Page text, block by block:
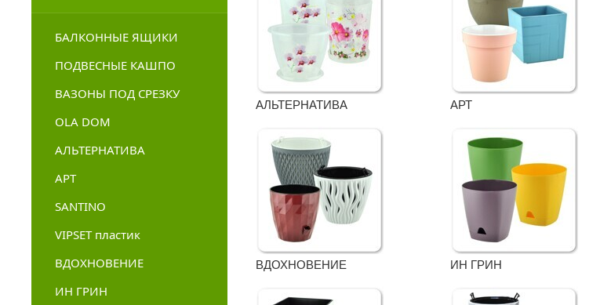
БАЛКОННЫЕ ЯЩИКИ
ПОДВЕСНЫЕ КАШПО
ВАЗОНЫ ПОД СРЕЗКУ
OLA DOM
АЛЬТЕРНАТИВА
АРТ
SANTINO
VIPSET пластик
ВДОХНОВЕНИЕ
ИН ГРИН
АЛЬТЕРНАТИВА АРТ
ВДОХНОВЕНИЕ ИН ГРИН